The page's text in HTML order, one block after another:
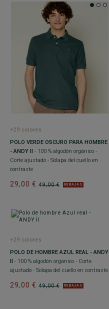
+29 colores
POLO VERDE OSCURO PARA HOMBRE
- ANDY II
- 100 % algodón orgánico -
Corte ajustado - Solapa del cuello en
contraste
49,00 €
29,00 € REBAJAS
+29 colores
POLO DE HOMBRE AZUL REAL - ANDY
- 100 % algodón orgánico - Corte
ajustado - Solapa del cuello en contraste
49,00 €
29,00 € REBAJAS